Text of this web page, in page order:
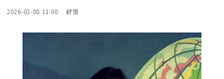
2026-02-08 11:00 舒憶